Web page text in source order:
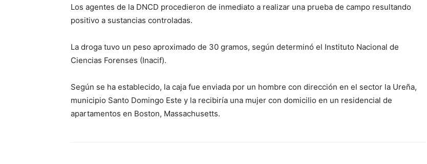
Los agentes de la DNCD procedieron de inmediato a realizar una prueba de campo resultando
positivo a sustancias controladas.
La droga tuvo un peso aproximado de 30 gramos, según determinó el Instituto Nacional de
Ciencias Forenses (Inacif).
Según se ha establecido, la caja fue enviada por un hombre con dirección en el sector la Ureña,
municipio Santo Domingo Este y la recibiría una mujer con domicilio en un residencial de
apartamentos en Boston, Massachusetts.